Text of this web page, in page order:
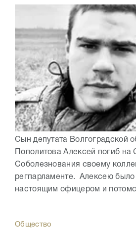
Сын депутата Волгоградской
Пополитова Алексей погиб на
Соболезнования своему
регпарламенте. Алексею
настоящим офицером и
Общество